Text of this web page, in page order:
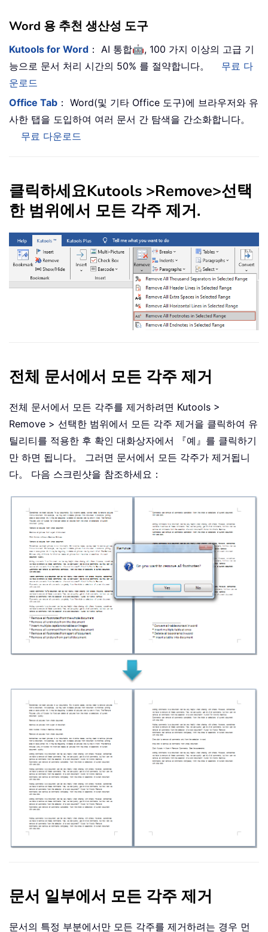
Word 용 추천 생산성 도구
Kutools for Word ： AI 통합🤖, 100 가지 이상의 고급 기
능으로 문서 처리 시간의 50% 를 절약합니다。
무료 다
운로드
Office Tab ： Word(및 기타 Office 도구)에 브라우저와 유
사한 탭을 도입하여 여러 문서 간 탐색을 간소화합니다。
무료 다운로드
클릭하세요Kutools >Remove>선택
한 범위에서 모든 각주 제거.
전체 문서에서 모든 각주 제거
전체 문서에서 모든 각주를 제거하려면 Kutools >
Remove > 선택한 범위에서 모든 각주 제거을 클릭하여 유
틸리티를 적용한 후 확인 대화상자에서 『예』를 클릭하기
만 하면 됩니다。 그러면 문서에서 모든 각주가 제거됩니
다。 다음 스크린샷을 참조하세요：
문서 일부에서 모든 각주 제거
문서의 특정 부분에서만 모든 각주를 제거하려는 경우 먼